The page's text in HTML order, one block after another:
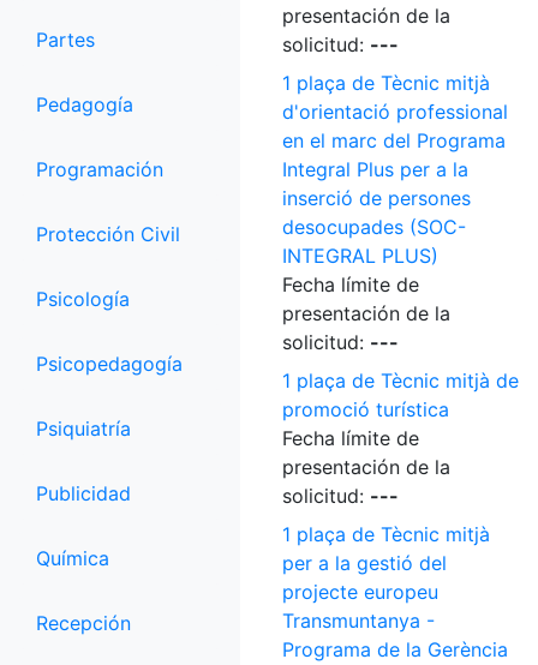
Partes
Pedagogía
Programación
Protección Civil
Psicología
Psicopedagogía
Psiquiatría
Publicidad
Química
Recepción
presentación de la
solicitud: ---
1 plaça de Tècnic mitjà
d'orientació professional
en el marc del Programa
Integral Plus per a la
inserció de persones
desocupades (SOC-
INTEGRAL PLUS)
Fecha límite de
presentación de la
solicitud: ---
1 plaça de Tècnic mitjà de
promoció turística
Fecha límite de
presentación de la
solicitud: ---
1 plaça de Tècnic mitjà
per a la gestió del
projecte europeu
Transmuntanya -
Programa de la Gerència